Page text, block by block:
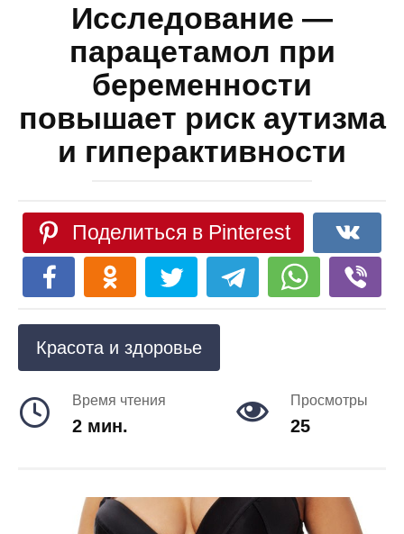
Исследование —
парацетамол при
беременности
повышает риск аутизма
и гиперактивности
Поделиться в Pinterest
Красота и здоровье
Время чтения
2 мин.
Просмотры
25